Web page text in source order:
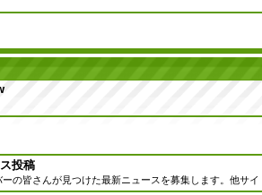
投稿
の皆さんが見つけた最新ニュースを募集します。他サ